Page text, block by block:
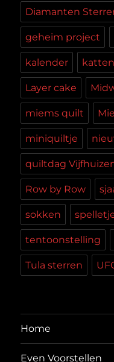
Diamanten
geheim project
kalender
Layer cake
miems quilt
miniquiltje
quiltdag
Row by Row
sokken
tentoonstelling
Tula sterren
Home
Even Voorstellen